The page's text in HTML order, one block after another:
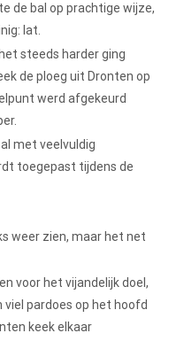
de bal op prachtige wijze,
lat.
steeds harder ging
de ploeg uit Dronten op
werd afgekeurd
met veelvuldig
toegepast tijdens de
weer zien, maar het net
voor het vijandelijk doel,
pardoes op het hoofd
keek elkaar